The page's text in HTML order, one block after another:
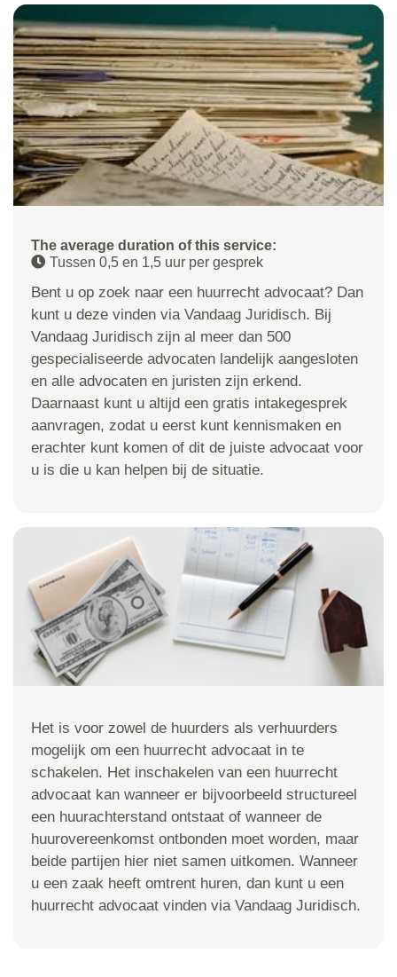
The average duration of this service:
Tussen 0,5 en 1,5 uur per gesprek
Bent u op zoek naar een huurrecht advocaat? Dan
kunt u deze vinden via Vandaag Juridisch. Bij
Vandaag Juridisch zijn al meer dan 500
gespecialiseerde advocaten landelijk aangesloten
en alle advocaten en juristen zijn erkend.
Daarnaast kunt u altijd een gratis intakegesprek
aanvragen, zodat u eerst kunt kennismaken en
erachter kunt komen of dit de juiste advocaat voor
u is die u kan helpen bij de situatie.
Het is voor zowel de huurders als verhuurders
mogelijk om een huurrecht advocaat in te
schakelen. Het inschakelen van een huurrecht
advocaat kan wanneer er bijvoorbeeld structureel
een huurachterstand ontstaat of wanneer de
huurovereenkomst ontbonden moet worden, maar
beide partijen hier niet samen uitkomen. Wanneer
u een zaak heeft omtrent huren, dan kunt u een
huurrecht advocaat vinden via Vandaag Juridisch.